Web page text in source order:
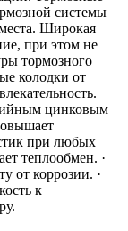
системы
Широкая
при этом не
тормозного
колодки от
цинковым
при любых
теплообмен. ·
от коррозии. ·
к